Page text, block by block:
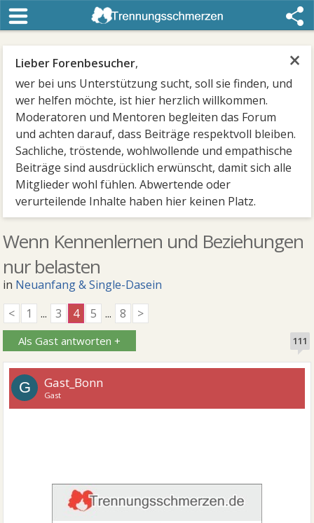
×
Lieber Forenbesucher,
wer bei uns Unterstützung sucht, soll sie finden, und
wer helfen möchte, ist hier herzlich willkommen.
Moderatoren und Mentoren begleiten das Forum
und achten darauf, dass Beiträge respektvoll bleiben.
Sachliche, tröstende, wohlwollende und empathische
Beiträge sind ausdrücklich erwünscht, damit sich alle
Mitglieder wohl fühlen. Abwertende oder
verurteilende Inhalte haben hier keinen Platz.
Wenn Kennenlernen und Beziehungen
nur belasten
in Neuanfang & Single-Dasein
<
1 ... 3 4 5 ... 8 >
Als Gast antworten + 111
G Gast_Bonn
Gast